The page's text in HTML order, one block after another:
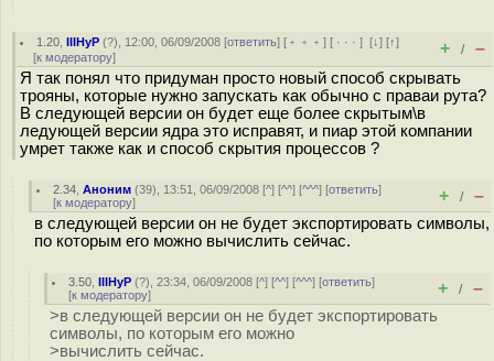
1.20 ,IIIHyP (?), 12:00, 06/09/2008 [ответить] [ ﹢﹢﹢] [ · · ·][↓] [↑]
[к модератору] + / –
Я так понял что придуман просто новый способ скрывать
трояны, которые нужно запускать как обычно с праваи рута?
В следующей версии он будет еще более скрытым\в
ледующей версии ядра это исправят, и пиар этой компании
умрет также как и способ скрытия процессов ?
2.34 ,Аноним (39), 13:51, 06/09/2008 [^] [^^] [^^^] [ответить]
[к модератору] + / –
в следующей версии он не будет экспортировать символы,
по которым его можно вычислить сейчас.
3.50 ,IIIHyP (?), 23:34, 06/09/2008 [^] [^^] [^^^] [ответить]
[к модератору] + / –
>в следующей версии он не будет экспортировать
символы, по которым его можно
>вычислить сейчас.